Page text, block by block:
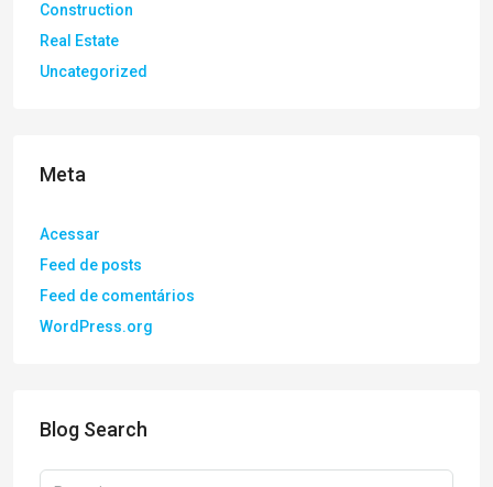
Construction
Real Estate
Uncategorized
Meta
Acessar
Feed de posts
Feed de comentários
WordPress.org
Blog Search